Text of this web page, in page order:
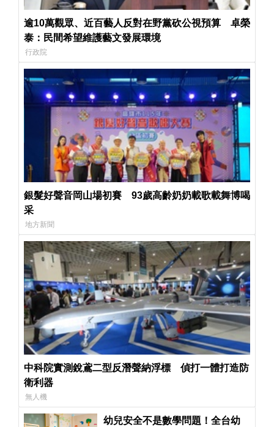
逾10萬觀眾、近百藝人反對在野黨砍公視預算 卓榮
泰：民間希望維護藝文發展環境
行政院
銀髮好聲音岡山場初賽 93歲高齡奶奶載歌載舞博喝
采
地方新聞
中科院實測銳鳶二型反潛聲納浮標 偵打一體打造防
衛利器
無人機
幼兒安全不是數學問題！全台幼